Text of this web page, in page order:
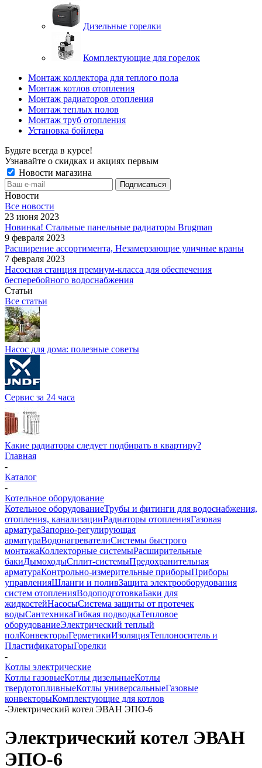
Дизельные горелки
Комплектующие для горелок
Монтаж коллектора для теплого пола
Монтаж котлов отопления
Монтаж радиаторов отопления
Монтаж теплых полов
Монтаж труб отопления
Установка бойлера
Будьте всегда в курсе!
Узнавайте о скидках и акциях первым
Новости магазина
Новости
Все новости
23 июня 2023
Новинка! Стальные панельные радиаторы Brugman
9 февраля 2023
Расширение ассортимента, Незамерзающие уличные краны
7 февраля 2023
Насосная станция премиум-класса для обеспечения
бесперебойного водоснабжения
Статьи
Все статьи
Насос для дома: полезные советы
Сервис за 24 часа
Какие радиаторы следует подбирать в квартиру?
Главная
-
Каталог
-
Котельное оборудование
Котельное оборудованиеТрубы и фитинги для водоснабжения,
отопления, канализацииРадиаторы отопленияГазовая
арматураЗапорно-регулирующая
арматураВодонагревателиСистемы быстрого
монтажаКоллекторные системыРасширительные
бакиДымоходыСплит-системыПредохранительная
арматураКонтрольно-измерительные приборыПриборы
управленияШланги и поливЗащита электрооборудования
систем отопленияВодоподготовкаБаки для
жидкостейНасосыСистема защиты от протечек
водыСантехникаГибкая подводкаТепловое
оборудованиеЭлектрический теплый
полКонвекторыГерметикиИзоляцияТеплоноситель и
ПластификаторыГорелки
-
Котлы электрические
Котлы газовыеКотлы дизельныеКотлы
твердотопливныеКотлы универсальныеГазовые
конвекторыКомплектующие для котлов
-Электрический котел ЭВАН ЭПО-6
Электрический котел ЭВАН
ЭПО-6